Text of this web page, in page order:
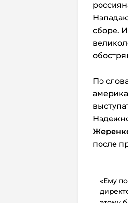
сборе.
По
после
«Ему